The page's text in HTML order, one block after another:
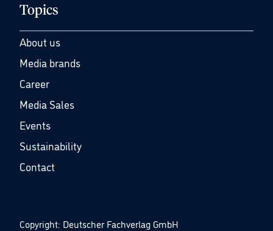
Topics
About us
Media brands
Career
Media Sales
Events
Sustainability
Contact
Copyright: Deutscher Fachverlag GmbH